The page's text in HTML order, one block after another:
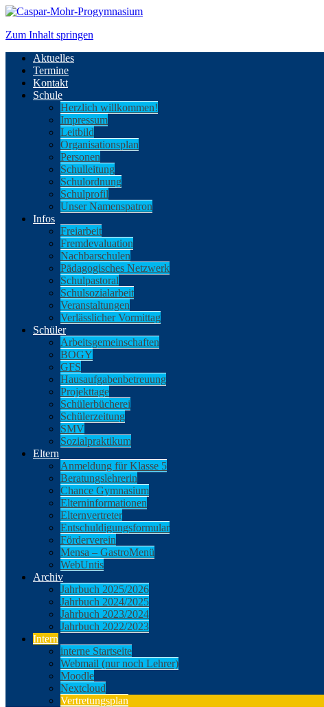
Zum Inhalt springen
Aktuelles
Termine
Kontakt
Schule
Herzlich willkommen!
Impressum
Leitbild
Organisationsplan
Personen
Schulleitung
Schulordnung
Schulprofil
Unser Namenspatron
Infos
Freiarbeit
Fremdevaluation
Nachbarschulen
Pädagogisches Netzwerk
Schulpastoral
Schulsozialarbeit
Veranstaltungen
Verlässlicher Vormittag
Schüler
Arbeitsgemeinschaften
BOGY
GFS
Hausaufgabenbetreuung
Projekttage
Schülerbücherei
Schülerzeitung
SMV
Sozialpraktikum
Eltern
Anmeldung für Klasse 5
Beratungslehrerin
Chance Gymnasium
Elterninformationen
Elternvertreter
Entschuldigungsformular
Förderverein
Mensa – GastroMenü
WebUntis
Archiv
Jahrbuch 2025/2026
Jahrbuch 2024/2025
Jahrbuch 2023/2024
Jahrbuch 2022/2023
Intern
interne Startseite
Webmail (nur noch Lehrer)
Moodle
Nextcloud
Vertretungsplan